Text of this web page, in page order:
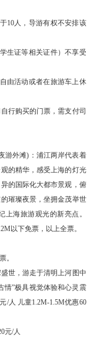
家，她是我国现代
治疗无数妇科病
儿童健康及为培
的建筑，布局自
玉雕像，建有“林
超同志亲手在园
夫秀逸高洁的品
滨浴场 ；游览时
】（自由活动时间
滩，是景好、砂
滨浴场；
自理
/深圳北-广州南
10人，导游有权不安排该
生证等相关证件）不享受
由活动或者在旅游车上休
行购买的门票，需支付司
游外滩)：浦江两岸代表着
的精华，感受上海的灯光
的国际化大都市景观，俯
璀璨夜景，坐拥金茂举世
海旅游观光的新亮点。
以下免票，以上全票。
。
世，游走于清明上河图中
情”极具视觉体验和心灵震
/人 儿童1.2M-1.5M优惠60
元/人